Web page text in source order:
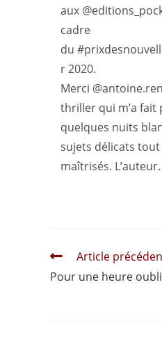
aux
cadre
du
r 2020.
Merci
thriller qui m’a fait
quelques nuits
sujets délicats
maîtrisés.
Read
articles
Article
Pour une heure